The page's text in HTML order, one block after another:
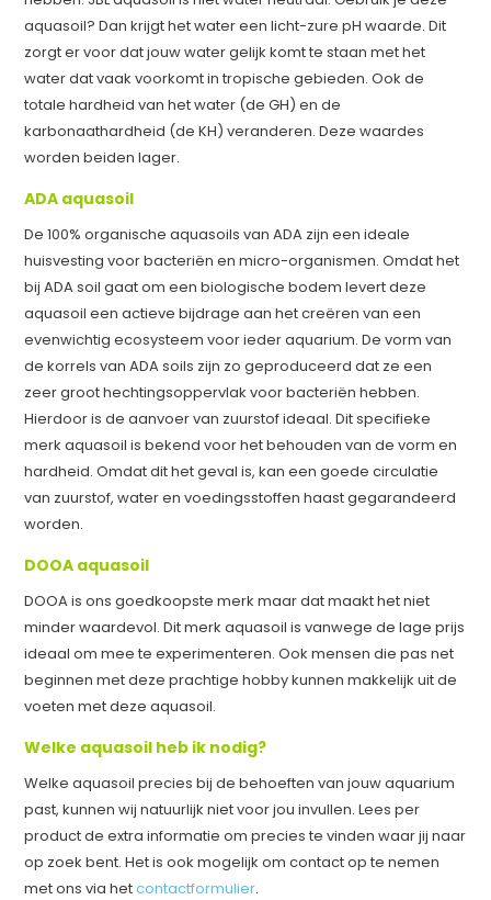
aquasoil? Dan krijgt het water een licht-zure pH waarde. Dit
zorgt er voor dat jouw water gelijk komt te staan met het
water dat vaak voorkomt in tropische gebieden. Ook de
totale hardheid van het water (de GH) en de
karbonaathardheid (de KH) veranderen. Deze waardes
worden beiden lager.
ADA aquasoil
De 100% organische aquasoils van ADA zijn een ideale
huisvesting voor bacteriën en micro-organismen. Omdat het
bij ADA soil gaat om een biologische bodem levert deze
aquasoil een actieve bijdrage aan het creëren van een
evenwichtig ecosysteem voor ieder aquarium. De vorm van
de korrels van ADA soils zijn zo geproduceerd dat ze een
zeer groot hechtingsoppervlak voor bacteriën hebben.
Hierdoor is de aanvoer van zuurstof ideaal. Dit specifieke
merk aquasoil is bekend voor het behouden van de vorm en
hardheid. Omdat dit het geval is, kan een goede circulatie
van zuurstof, water en voedingsstoffen haast gegarandeerd
worden.
DOOA aquasoil
DOOA is ons goedkoopste merk maar dat maakt het niet
minder waardevol. Dit merk aquasoil is vanwege de lage prijs
ideaal om mee te experimenteren. Ook mensen die pas net
beginnen met deze prachtige hobby kunnen makkelijk uit de
voeten met deze aquasoil.
Welke aquasoil heb ik nodig?
Welke aquasoil precies bij de behoeften van jouw aquarium
past, kunnen wij natuurlijk niet voor jou invullen. Lees per
product de extra informatie om precies te vinden waar jij naar
op zoek bent. Het is ook mogelijk om contact op te nemen
met ons via hetcontactformulier.